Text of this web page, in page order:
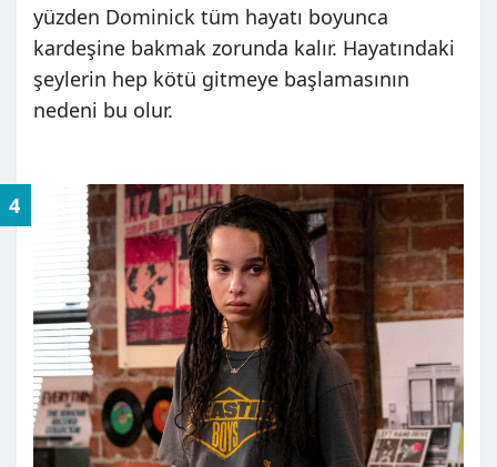
yüzden Dominick tüm hayatı boyunca
kardeşine bakmak zorunda kalır. Hayatındaki
şeylerin hep kötü gitmeye başlamasının
nedeni bu olur.
4